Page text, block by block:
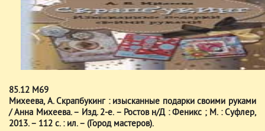
85.12 М69
Михеева, А. Скрапбукинг : изысканные подарки своими руками
/ Анна Михеева. – Изд. 2-е. – Ростов н/Д : Феникс ; М. : Суфлер,
2013. – 112 с. : ил. – (Город мастеров).